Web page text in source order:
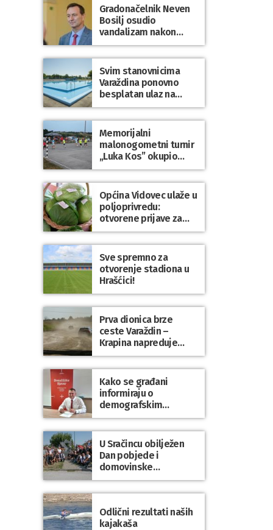
Gradonačelnik Neven
Bosilj osudio
vandalizam nakon
utakmice NK Varaždin
– HNK Hajduk Split
Svim stanovnicima
Varaždina ponovno
besplatan ulaz na
Gradske bazene i
Gradsko kupalište na
Dravi
Memorijalni
malonogometni turnir
„Luka Kos” okupio
brojne ekipe i
posjetitelje u Sudovcu
Općina Vidovec ulaže u
poljoprivredu:
otvorene prijave za
općinske potpore
Sve spremno za
otvorenje stadiona u
Hrašćici!
Prva dionica brze
ceste Varaždin –
Krapina napreduje
prema planu
Kako se građani
informiraju o
demografskim
mjerama? Sudjelujte u
istraživanju!
U Sračincu obilježen
Dan pobjede i
domovinske
zahvalnosti te Dan
hrvatskih branitelja
Odlični rezultati naših
kajakaša